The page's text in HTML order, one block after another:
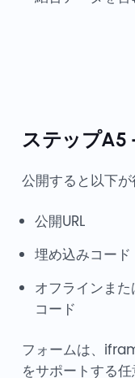
ステップA5
公開すると以下が
公開URL
埋め込みコード
オフラインま
コード
フォームは、
をサポートする